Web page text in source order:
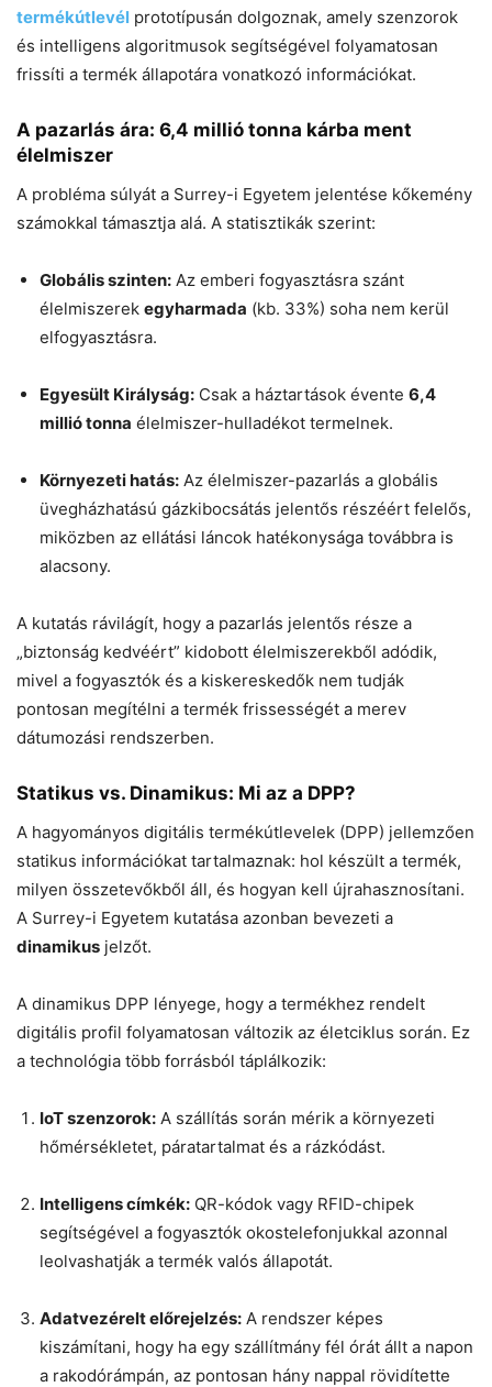
termékútlevél prototípusán dolgoznak, amely szenzorok
és intelligens algoritmusok segítségével folyamatosan
frissíti a termék állapotára vonatkozó információkat.
A pazarlás ára: 6,4 millió tonna kárba ment
élelmiszer
A probléma súlyát a Surrey-i Egyetem jelentése kőkemény
számokkal támasztja alá. A statisztikák szerint:
Globális szinten: Az emberi fogyasztásra szánt
élelmiszerek egyharmada (kb. 33%) soha nem kerül
elfogyasztásra.
Egyesült Királyság: Csak a háztartások évente 6,4
millió tonna élelmiszer-hulladékot termelnek.
Környezeti hatás: Az élelmiszer-pazarlás a globális
üvegházhatású gázkibocsátás jelentős részéért felelős,
miközben az ellátási láncok hatékonysága továbbra is
alacsony.
A kutatás rávilágít, hogy a pazarlás jelentős része a
„biztonság kedvéért” kidobott élelmiszerekből adódik,
mivel a fogyasztók és a kiskereskedők nem tudják
pontosan megítélni a termék frissességét a merev
dátumozási rendszerben.
Statikus vs. Dinamikus: Mi az a DPP?
A hagyományos digitális termékútlevelek (DPP) jellemzően
statikus információkat tartalmaznak: hol készült a termék,
milyen összetevőkből áll, és hogyan kell újrahasznosítani.
A Surrey-i Egyetem kutatása azonban bevezeti a
dinamikus jelzőt.
A dinamikus DPP lényege, hogy a termékhez rendelt
digitális profil folyamatosan változik az életciklus során. Ez
a technológia több forrásból táplálkozik:
IoT szenzorok: A szállítás során mérik a környezeti
hőmérsékletet, páratartalmat és a rázkódást.
Intelligens címkék: QR-kódok vagy RFID-chipek
segítségével a fogyasztók okostelefonjukkal azonnal
leolvashatják a termék valós állapotát.
Adatvezérelt előrejelzés: A rendszer képes
kiszámítani, hogy ha egy szállítmány fél órát állt a napon
a rakodórámpán, az pontosan hány nappal rövidítette